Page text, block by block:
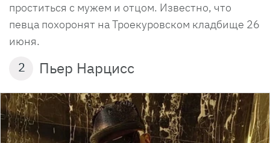
проститься с мужем и отцом. Известно, что
певца похоронят на Троекуровском кладбище 26
июня.
2 Пьер Нарцисс